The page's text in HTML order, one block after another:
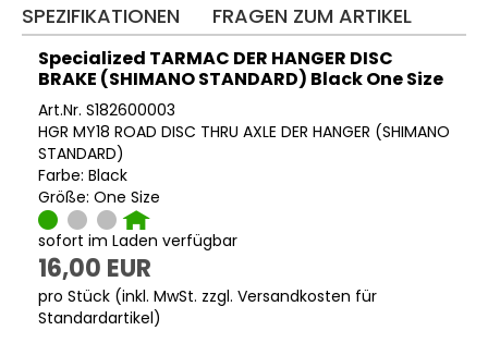
SPEZIFIKATIONEN
FRAGEN ZUM ARTIKEL
Specialized TARMAC DER HANGER DISC
BRAKE (SHIMANO STANDARD) Black One Size
Art.Nr. S182600003
HGR MY18 ROAD DISC THRU AXLE DER HANGER (SHIMANO
STANDARD)
Farbe: Black
Größe: One Size
sofort im Laden verfügbar
16,00 EUR
pro Stück (inkl. MwSt. zzgl. Versandkosten für
Standardartikel)